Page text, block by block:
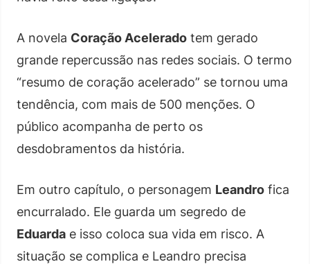
A novela Coração Acelerado tem gerado
grande repercussão nas redes sociais. O termo
“resumo de coração acelerado” se tornou uma
tendência, com mais de 500 menções. O
público acompanha de perto os
desdobramentos da história.
Em outro capítulo, o personagem Leandro fica
encurralado. Ele guarda um segredo de
Eduarda e isso coloca sua vida em risco. A
situação se complica e Leandro precisa